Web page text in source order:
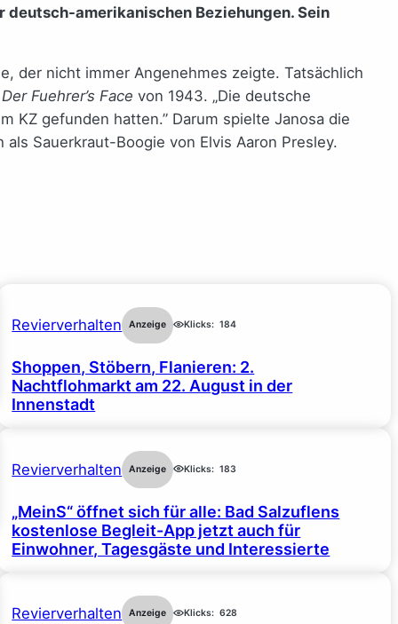
amerikanischen Beziehungen. Sein
der nicht immer Angenehmes zeigte. Tatsächlich
Der Fuehrer’s Face von 1943. „Die deutsche
KZ gefunden hatten.” Darum spielte Janosa die
Sauerkraut-Boogie von Elvis Aaron Presley.
Revierverhalten Anzeige Klicks: 184
Shoppen, Stöbern, Flanieren: 2.
Nachtflohmarkt am 22. August in der
Innenstadt
Revierverhalten Anzeige Klicks: 183
„MeinS“ öffnet sich für alle: Bad Salzuflens
kostenlose Begleit-App jetzt auch für
Einwohner, Tagesgäste und Interessierte
Revierverhalten Anzeige Klicks: 628